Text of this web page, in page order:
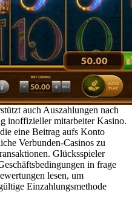
auch Auszahlungen nach
inoffizieller mitarbeiter Kasino.
eine Beitrag aufs Konto
Verbunden-Casinos zu
Glücksspieler
in frage
lesen, um
Einzahlungsmethode